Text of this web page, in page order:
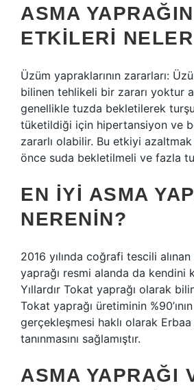
ASMA
ETKILERI
Üzüm yapraklarının zararları:
bilinen tehlikeli bir zararı yoktur
genellikle tuzda bekletilerek
tüketildiği için hipertansiyon ve
zararlı olabilir. Bu etkiyi
önce suda bekletilmeli ve fazla
EN IYI ASMA
NERENIN?
2016 yılında coğrafi tescili
yaprağı resmi alanda da kendini
Yıllardır Tokat yaprağı olarak
Tokat yaprağı üretiminin
gerçekleşmesi haklı olarak
tanınmasını sağlamıştır.
ASMA YAPRAĞI